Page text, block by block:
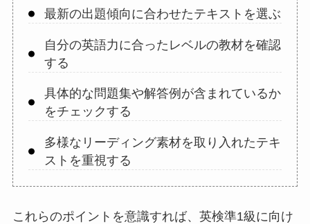
最新の出題傾向に合わせたテキストを選ぶ
自分の英語力に合ったレベルの教材を確認
する
具体的な問題集や解答例が含まれているか
をチェックする
多様なリーディング素材を取り入れたテキ
ストを重視する
これらのポイントを意識すれば、英検準1級に向け